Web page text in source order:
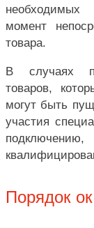
необходимых
момент
товара.
В случаях
товаров,
могут быть
участия
подключению,
Порядок